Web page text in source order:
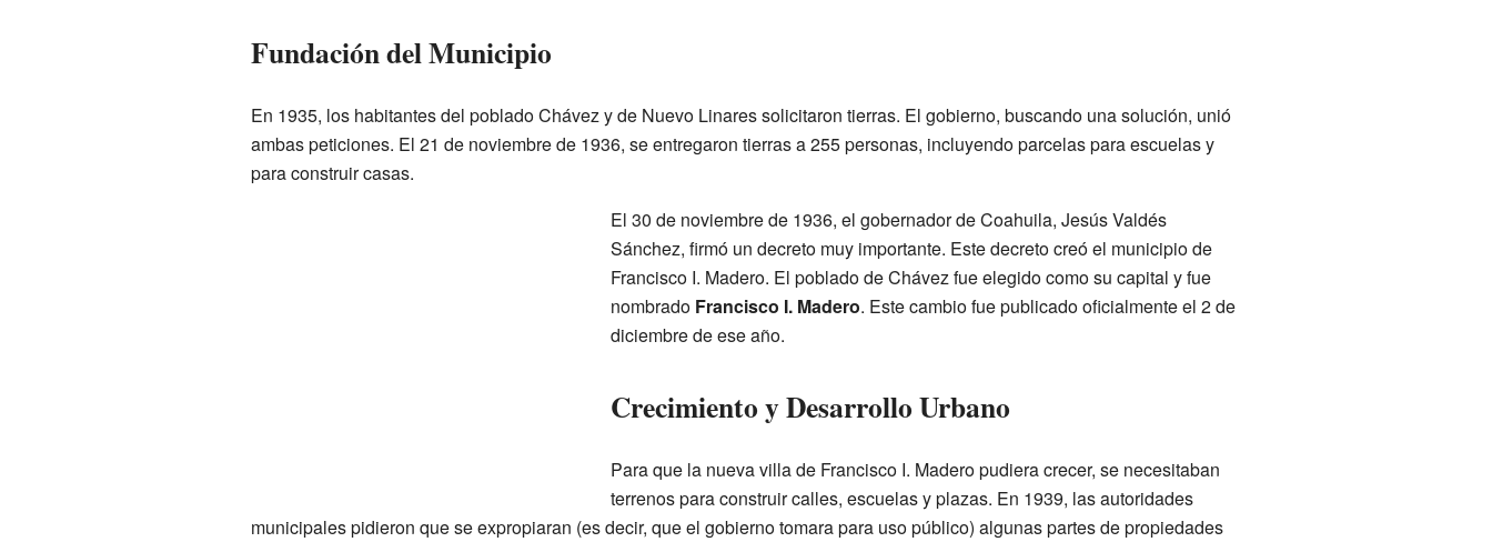
Fundación del Municipio
En 1935, los habitantes del poblado Chávez y de Nuevo Linares solicitaron tierras. El gobierno, buscando una solución, unió
ambas peticiones. El 21 de noviembre de 1936, se entregaron tierras a 255 personas, incluyendo parcelas para escuelas y
para construir casas.
El 30 de noviembre de 1936, el gobernador de Coahuila, Jesús Valdés
Sánchez, firmó un decreto muy importante. Este decreto creó el municipio de
Francisco I. Madero. El poblado de Chávez fue elegido como su capital y fue
nombrado Francisco I. Madero. Este cambio fue publicado oficialmente el 2 de
diciembre de ese año.
Crecimiento y Desarrollo Urbano
Para que la nueva villa de Francisco I. Madero pudiera crecer, se necesitaban
terrenos para construir calles, escuelas y plazas. En 1939, las autoridades
municipales pidieron que se expropiaran (es decir, que el gobierno tomara para uso público) algunas partes de propiedades